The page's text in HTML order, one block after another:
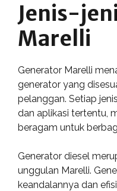
Jenis-
Marelli
Generator Marelli
generator yang
pelanggan. Setiap
dan aplikasi tertentu,
beragam untuk
Generator diesel
unggulan Marelli.
keandalannya dan